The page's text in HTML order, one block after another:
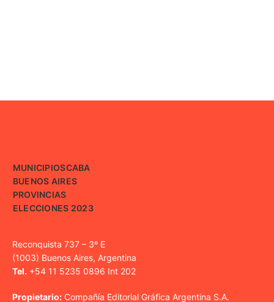
MUNICIPIOSCABA
BUENOS AIRES
PROVINCIAS
ELECCIONES 2023
Reconquista 737 – 3º E
(1003) Buenos Aires, Argentina
Tel. +54 11 5235 0896 Int 202
Propietario: Compañía Editorial Gráfica Argentina S.A.